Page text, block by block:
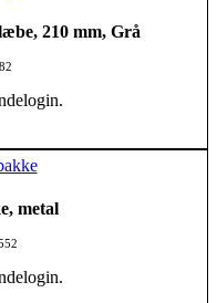
210 mm, Grå
metal